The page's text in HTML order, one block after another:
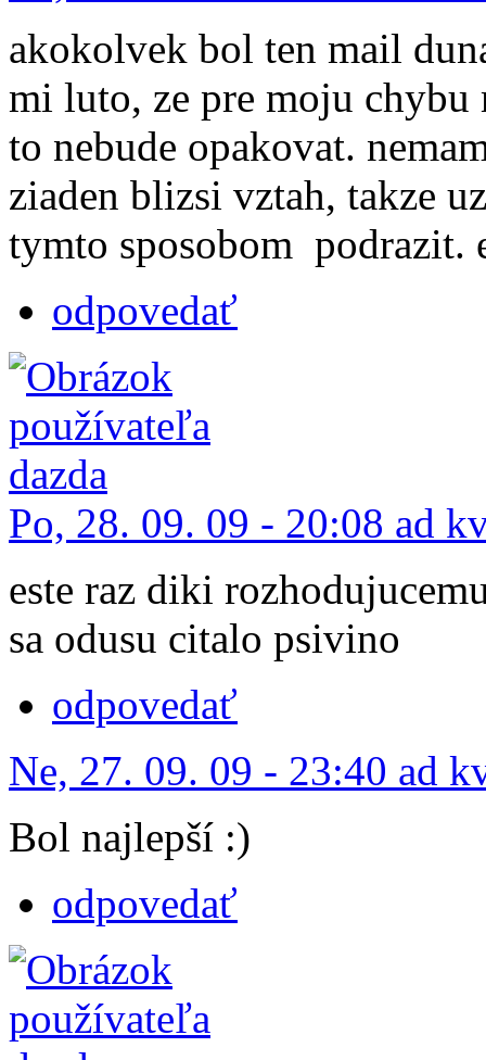
akokolvek bol ten mail
mi luto, ze pre moju chybu
to nebude opakovat.
ziaden blizsi vztah, takze
tymto sposobom podrazit.
odpovedať
Po, 28. 09. 09 - 20:08 ad
este raz diki
sa odusu citalo psivino
odpovedať
Ne, 27. 09. 09 - 23:40 ad
Bol najlepší :)
odpovedať